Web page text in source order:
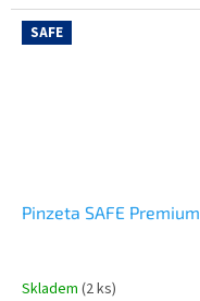
SAFE
Pinzeta SAFE Premium
Skladem (2 ks)